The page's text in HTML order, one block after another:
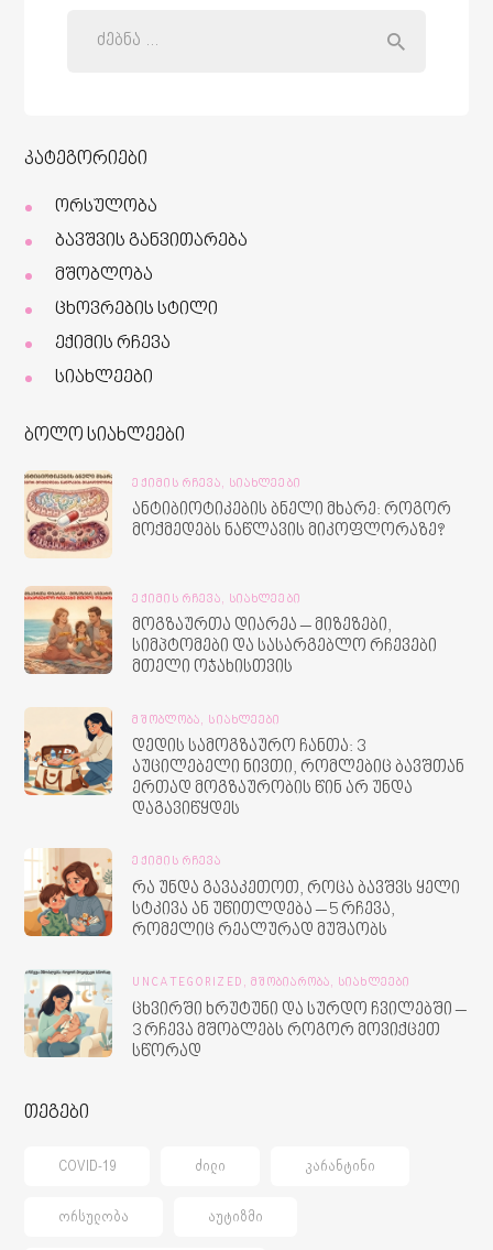
კატეგორიები
ორსულობა
ბავშვის განვითარება
მშობლობა
ცხოვრების სტილი
ექიმის რჩევა
სიახლეები
ბოლო სიახლეები
ᲔᲥᲘᲛᲘᲡ ᲠᲩᲔᲕᲐ, ᲡᲘᲐᲮᲚᲔᲔᲑᲘ
ანტიბიოტიკების ბნელი მხარე: როგორ
მოქმედებს ნაწლავის მიკოფლორაზე?
ᲔᲥᲘᲛᲘᲡ ᲠᲩᲔᲕᲐ, ᲡᲘᲐᲮᲚᲔᲔᲑᲘ
მოგზაურთა დიარეა – მიზეზები,
სიმპტომები და სასარგებლო რჩევები
მთელი ოჯახისთვის
ᲛᲨᲝᲑᲚᲝᲑᲐ, ᲡᲘᲐᲮᲚᲔᲔᲑᲘ
დედის სამოგზაურო ჩანთა: 3
აუცილებელი ნივთი, რომლებიც ბავშთან
ერთად მოგზაურობის წინ არ უნდა
დაგავიწყდეს
ᲔᲥᲘᲛᲘᲡ ᲠᲩᲔᲕᲐ
რა უნდა გავაკეთოთ, როცა ბავშვს ყელი
სტკივა ან უწითლდება – 5 რჩევა,
რომელიც რეალურად მუშაობს
UNCATEGORIZED, ᲛᲨᲝᲑᲘᲐᲠᲝᲑᲐ, ᲡᲘᲐᲮᲚᲔᲔᲑᲘ
ცხვირში ხრუტუნი და სურდო ჩვილებში –
3 რჩევა მშობლებს როგორ მოვიქცეთ
სწორად
თეგები
COVID-19 ᲫᲘᲚᲘ ᲙᲐᲠᲐᲜᲢᲘᲜᲘ
ᲝᲠᲡᲣᲚᲝᲑᲐ ᲐᲣᲢᲘᲖᲛᲘ